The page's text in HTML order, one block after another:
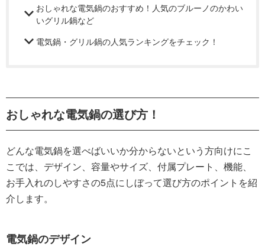
おしゃれな電気鍋のおすすめ！人気のブルーノのかわい
いグリル鍋など
電気鍋・グリル鍋の人気ランキングをチェック！
おしゃれな電気鍋の選び方！
どんな電気鍋を選べばいいか分からないという方向けにこ
こでは、デザイン、容量やサイズ、付属プレート、機能、
お手入れのしやすさの5点にしぼって選び方のポイントを紹
介します。
電気鍋のデザイン